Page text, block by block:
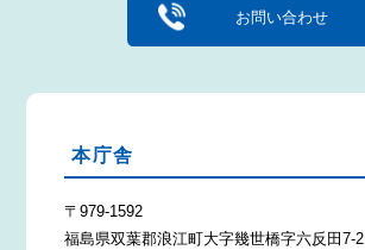
お問い合わせ
本庁舎
〒979-1592
福島県双葉郡浪江町大字幾世橋字六反田7-2